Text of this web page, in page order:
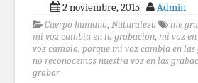
2 noviembre, 2015 Admin
Cuerpo humano, Naturaleza me
mi voz cambia en la grabacion, mi voz
voz cambia, porque mi voz cambia en las
no reconocemos nuestra voz en las
grabar